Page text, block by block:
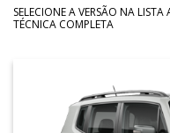
SELECIONE A VERSÃO NA
TÉCNICA COMPLETA